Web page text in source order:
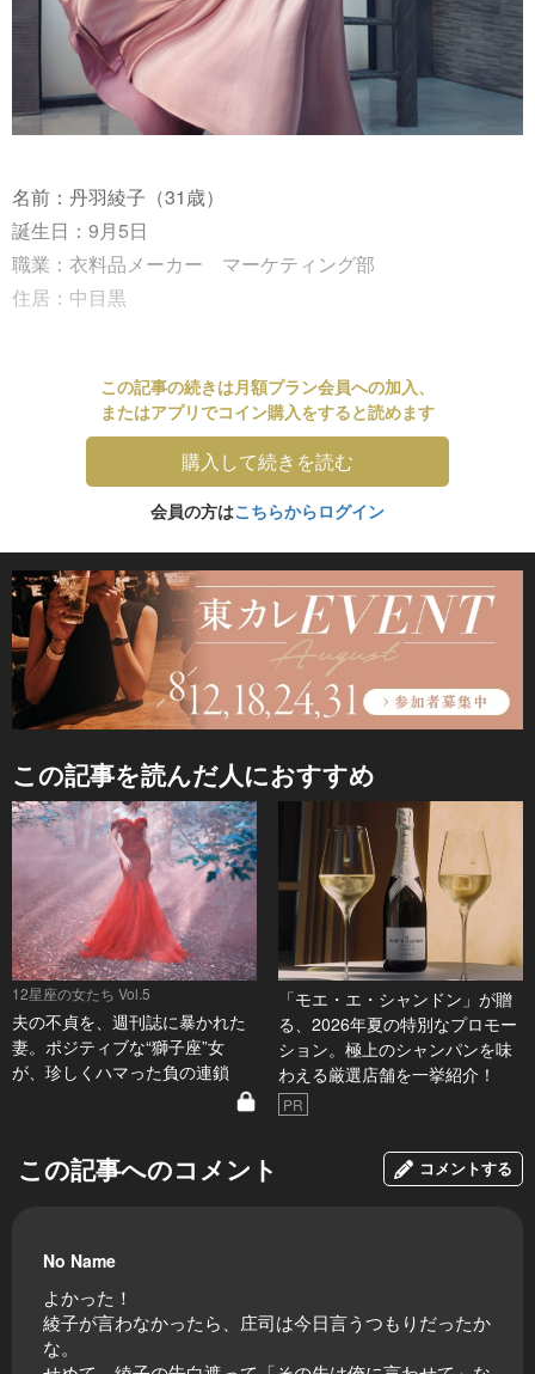
名前：丹羽綾子（31歳）
誕生日：9月5日
職業：衣料品メーカー マーケティング部
住居：中目黒
この記事の続きは月額プラン会員への加入、
またはアプリでコイン購入をすると読めます
購入して続きを読む
会員の方はこちらからログイン
この記事を読んだ人におすすめ
12星座の女たち Vol.5
夫の不貞を、週刊誌に暴かれた
妻。ポジティブな“獅子座”女
が、珍しくハマった負の連鎖
「モエ・エ・シャンドン」が贈
る、2026年夏の特別なプロモー
ション。極上のシャンパンを味
わえる厳選店舗を一挙紹介！
PR
この記事へのコメント コメントする
No Name
よかった！
綾子が言わなかったら、庄司は今日言うつもりだったか
な。